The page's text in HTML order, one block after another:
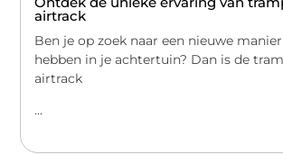
airtrack
Ben je op zoek naar een nieuwe
hebben in je achtertuin? Dan is de
airtrack
...